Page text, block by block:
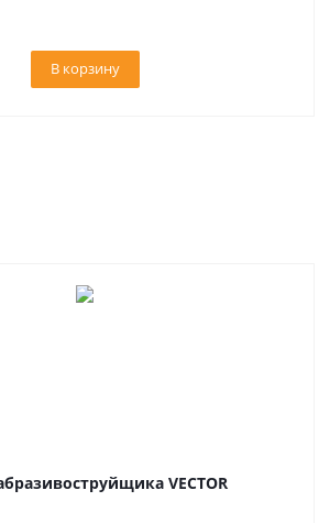
В корзину
VECTOR